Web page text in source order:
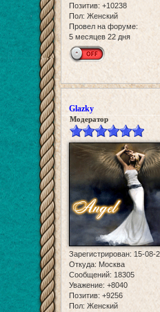
Позитив: +10238
Пол: Женский
Провел на форуме:
5 месяцев 22 дня
Glazky
Модератор
Зарегистрирован: 15-08-
Откуда: Москва
Сообщений: 18305
Уважение: +8040
Позитив: +9256
Пол: Женский